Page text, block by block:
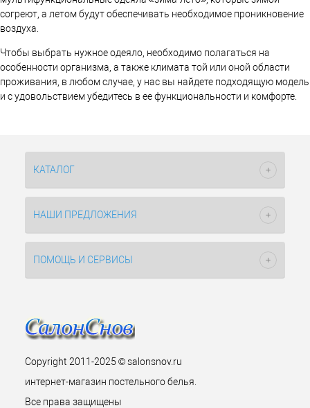
согреют, а летом будут обеспечивать необходимое проникновение
воздуха.
Чтобы выбрать нужное одеяло, необходимо полагаться на
особенности организма, а также климата той или оной области
проживания, в любом случае, у нас вы найдете подходящую модель
и с удовольствием убедитесь в ее функциональности и комфорте.
КАТАЛОГ
НАШИ ПРЕДЛОЖЕНИЯ
ПОМОЩЬ И СЕРВИСЫ
Copyright 2011-2025 © salonsnov.ru
интернет-магазин постельного белья.
Все права защищены